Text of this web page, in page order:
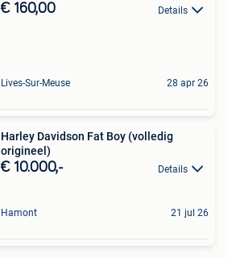
€ 160,00 Details
Lives-Sur-Meuse 28 apr 26
Harley Davidson Fat Boy (volledig
origineel)
€ 10.000,- Details
Hamont 21 jul 26